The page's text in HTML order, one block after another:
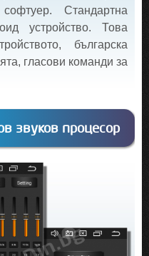
Стандартна
устройство. Това
българска
гласови команди за
звуков процесор